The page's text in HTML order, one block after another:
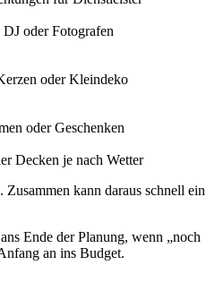
oder Fotografen
oder Kleindeko
oder Geschenken
Decken je nach Wetter
kann daraus schnell ein
Ende der Planung, wenn „noch
an ins Budget.